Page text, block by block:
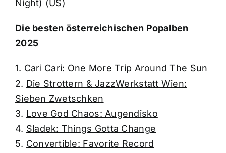
Night) (US)
Die besten österreichischen Popalben
2025
1. Cari Cari: One More Trip Around The Sun
2. Die Strottern & JazzWerkstatt Wien:
Sieben Zwetschken
3. Love God Chaos: Augendisko
4. Sladek: Things Gotta Change
5. Convertible: Favorite Record